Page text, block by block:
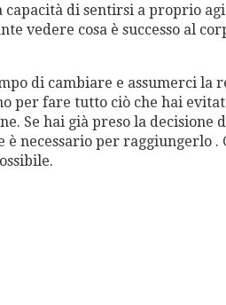
di sentirsi a proprio
vedere cosa è successo al
di cambiare e assumerci la
per fare tutto ciò che hai
Se hai già preso la decisione
necessario per raggiungerlo .